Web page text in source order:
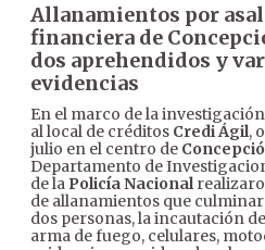
Allanamientos por
financiera de
dos aprehendidos y
evidencias
En el marco de la
al local de créditos Credi Ágil,
julio en el centro de
Departamento de
de la Policía Nacional
de allanamientos que
dos personas, la incautación
arma de fuego, celulares,